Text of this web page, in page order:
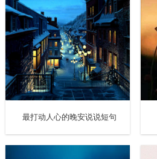
最打动人心的晚安说说短句